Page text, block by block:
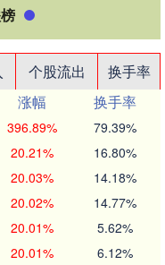
个股流出
换手率
涨幅
换手率
396.89% 79.39%
20.21% 16.80%
20.03% 14.18%
20.02% 14.77%
20.01% 5.62%
20.01% 6.12%